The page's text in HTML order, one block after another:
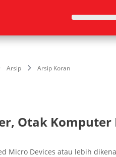
Arsip Arsip Koran
Otak
Micro Devices atau lebih